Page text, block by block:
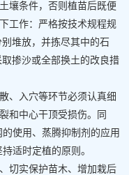
壤条件，否则植苗后既便
工作：严格按技术规程规
堆放，并拣尽其中的石
掺沙或全部换土的改良措
、入穴等环节必须认真细
和中心干顶受损伤。同
使用、蒸腾抑制剂的应用
适时定植的原则。
切实保护苗木、增加栽后